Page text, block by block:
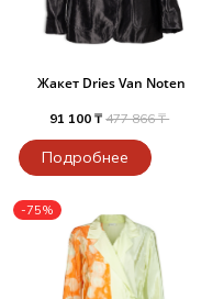
Жакет Dries Van Noten
91 100 ₸477 866 ₸
Подробнее
-75%